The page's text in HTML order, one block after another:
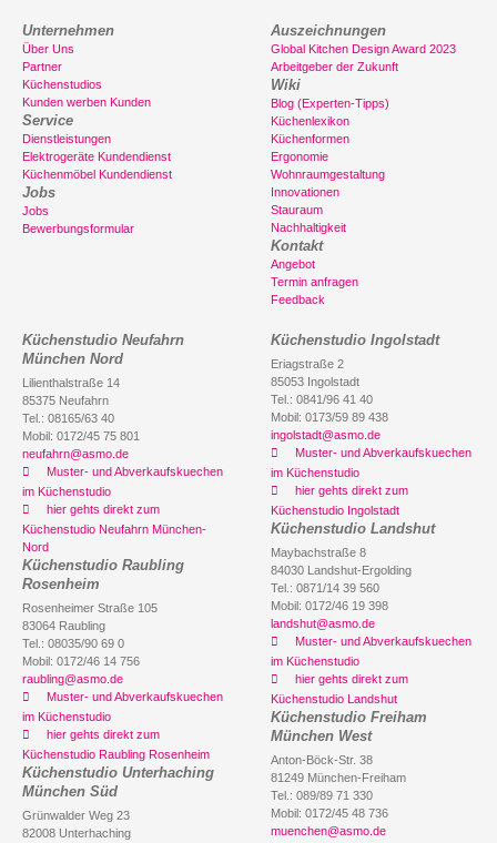
Unternehmen
Über Uns
Partner
Küchenstudios
Kunden werben Kunden
Service
Dienstleistungen
Elektrogeräte Kundendienst
Küchenmöbel Kundendienst
Jobs
Jobs
Bewerbungsformular
Auszeichnungen
Global Kitchen Design Award 2023
Arbeitgeber der Zukunft
Wiki
Blog (Experten-Tipps)
Küchenlexikon
Küchenformen
Ergonomie
Wohnraumgestaltung
Innovationen
Stauraum
Nachhaltigkeit
Kontakt
Angebot
Termin anfragen
Feedback
Küchenstudio Neufahrn
München Nord
Lilienthalstraße 14
85375 Neufahrn
Tel.: 08165/63 40
Mobil: 0172/45 75 801
neufahrn@asmo.de
Muster- und Abverkaufskuechen
im Küchenstudio
hier gehts direkt zum
Küchenstudio Neufahrn München-
Nord
Küchenstudio Raubling
Rosenheim
Rosenheimer Straße 105
83064 Raubling
Tel.: 08035/90 69 0
Mobil: 0172/46 14 756
raubling@asmo.de
Muster- und Abverkaufskuechen
im Küchenstudio
hier gehts direkt zum
Küchenstudio Raubling Rosenheim
Küchenstudio Unterhaching
München Süd
Grünwalder Weg 23
82008 Unterhaching
Küchenstudio Ingolstadt
Eriagstraße 2
85053 Ingolstadt
Tel.: 0841/96 41 40
Mobil: 0173/59 89 438
ingolstadt@asmo.de
Muster- und Abverkaufskuechen
im Küchenstudio
hier gehts direkt zum
Küchenstudio Ingolstadt
Küchenstudio Landshut
Maybachstraße 8
84030 Landshut-Ergolding
Tel.: 0871/14 39 560
Mobil: 0172/46 19 398
landshut@asmo.de
Muster- und Abverkaufskuechen
im Küchenstudio
hier gehts direkt zum
Küchenstudio Landshut
Küchenstudio Freiham
München West
Anton-Böck-Str. 38
81249 München-Freiham
Tel.: 089/89 71 330
Mobil: 0172/45 48 736
muenchen@asmo.de